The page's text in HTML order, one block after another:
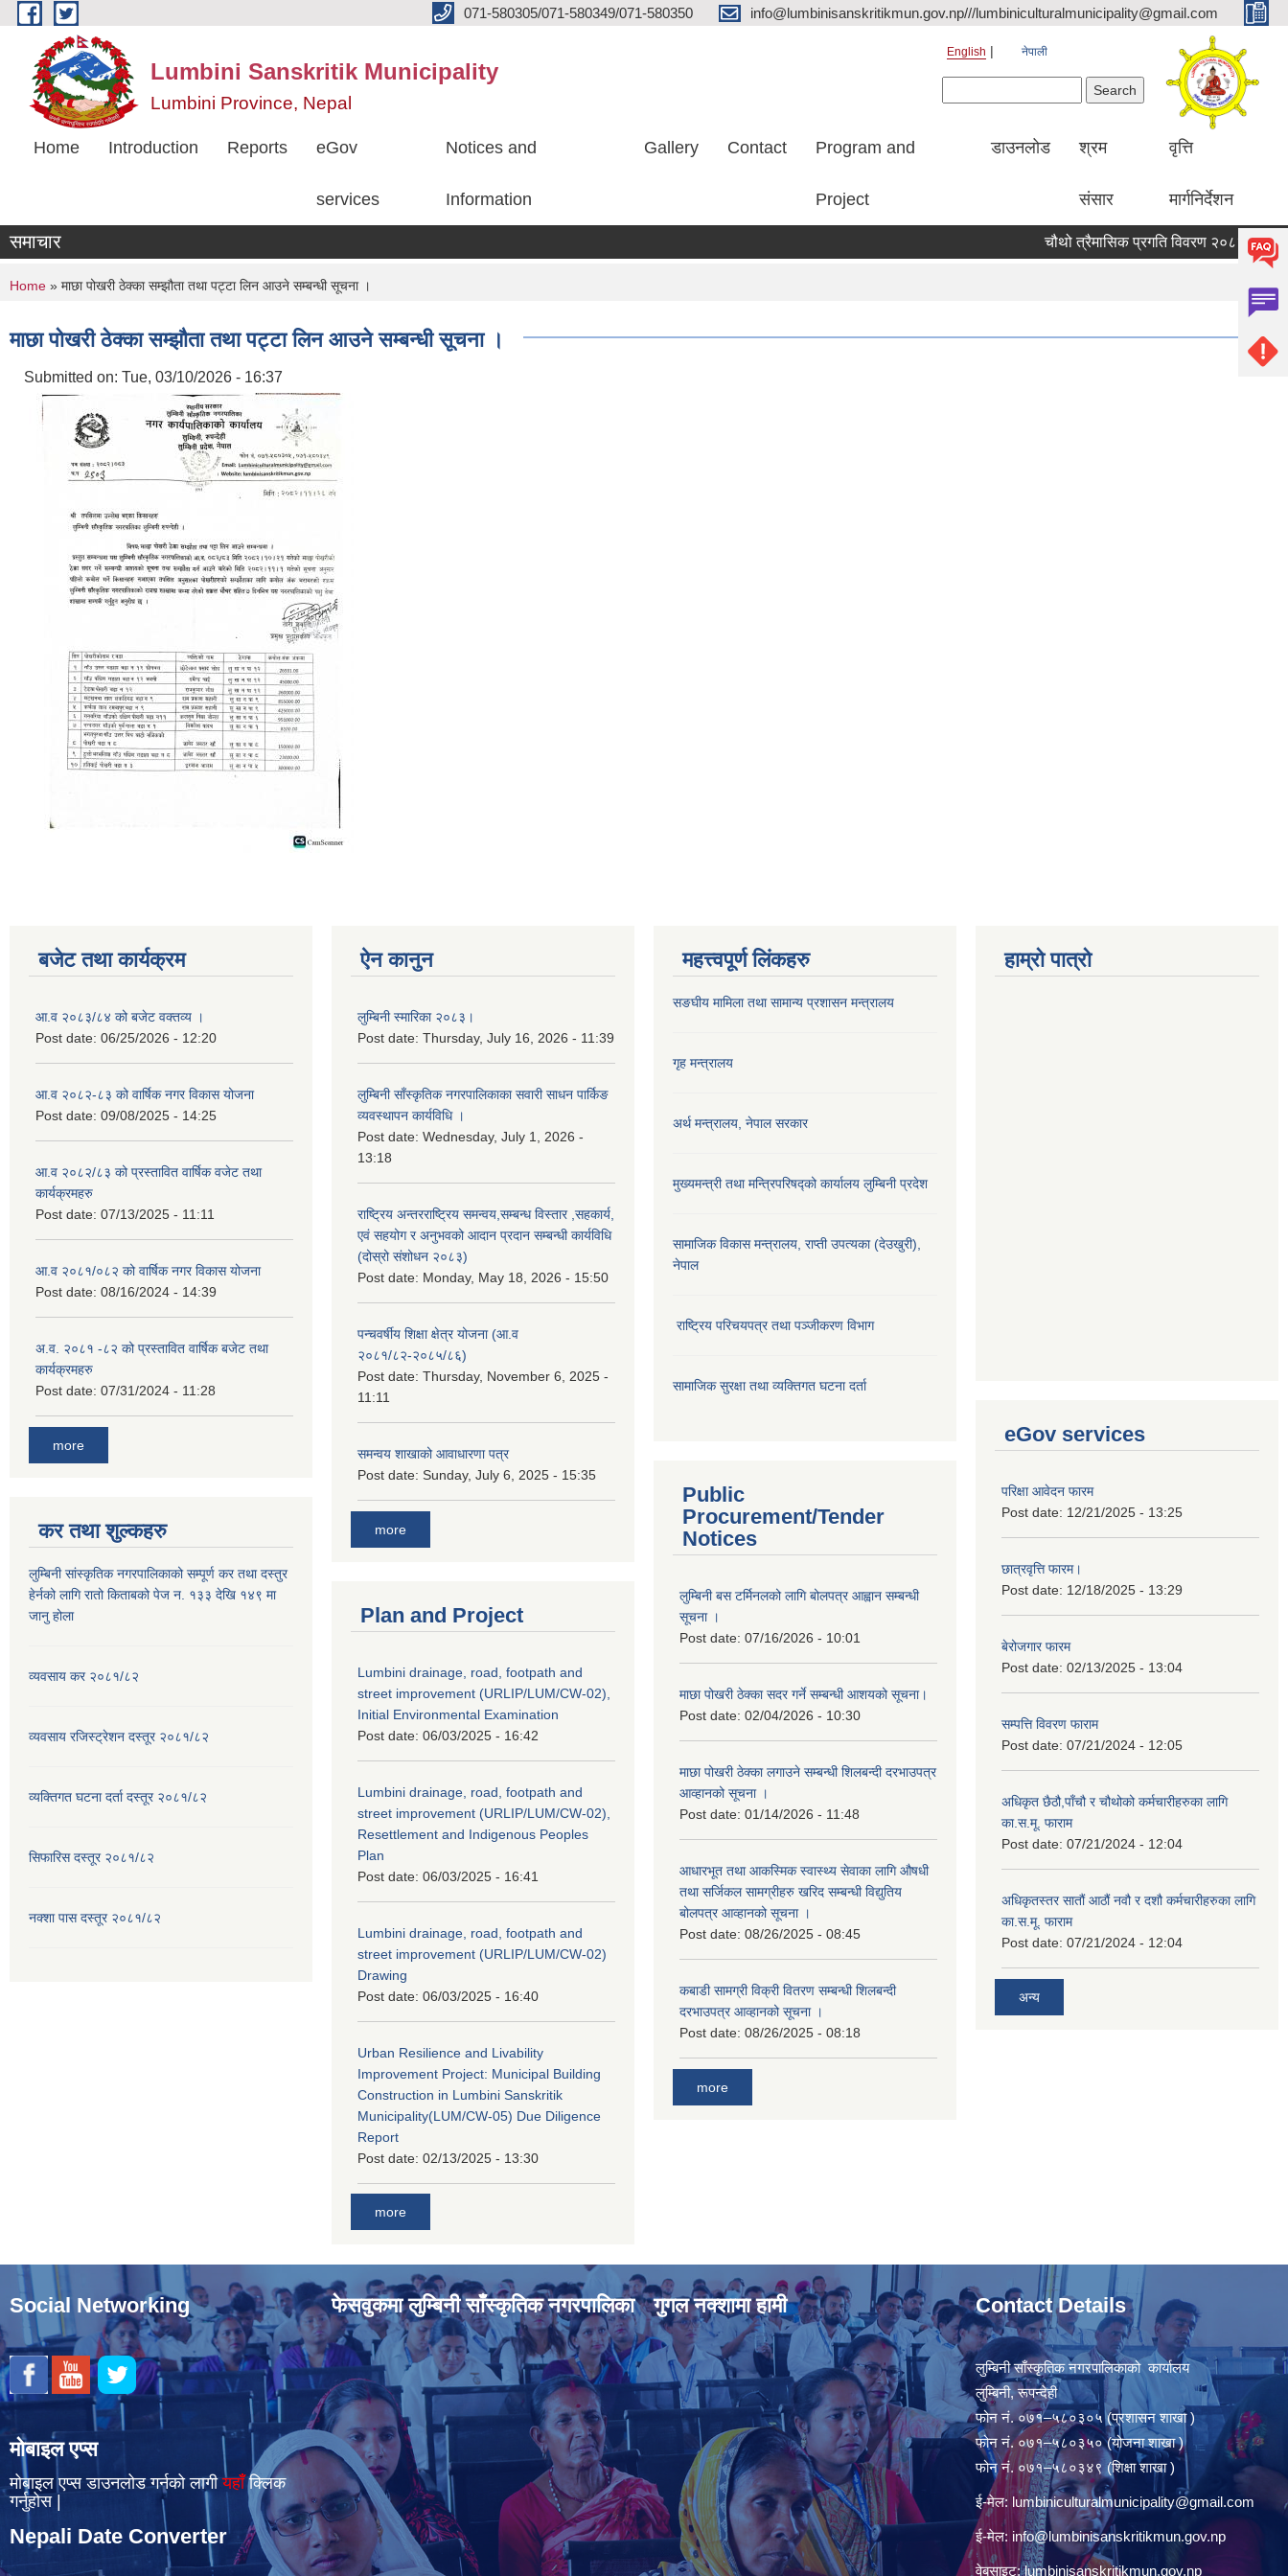
Skip to main content 071-580305/071-580349/071-580350 info@lumbinisanskritikmun.gov.np///lumbiniculturalmunicipality@gmail.com
Lumbini Sanskritik Municipality
Lumbini Province, Nepal
English नेपाली
Home Introduction Reports eGov
services
Notices and
Information
Gallery Contact Program and
Project
डाउनलोड श्रम
संसार
वृत्ति
मार्गनिर्देशन
समाचार चौथो त्रैमासिक प्रगति विवरण २०८३ ।
You are here
Home » माछा पोखरी ठेक्का सम्झौता तथा पट्टा लिन आउने सम्बन्धी सूचना ।
माछा पोखरी ठेक्का सम्झौता तथा पट्टा लिन आउने सम्बन्धी सूचना ।
Submitted on: Tue, 03/10/2026 - 16:37
बजेट तथा कार्यक्रम
आ.व २०८३/८४ को बजेट वक्तव्य ।
Post date: 06/25/2026 - 12:20
आ.व २०८२-८३ को वार्षिक नगर विकास योजना
Post date: 09/08/2025 - 14:25
आ.व २०८२/८३ को प्रस्तावित वार्षिक वजेट तथा
कार्यक्रमहरु
Post date: 07/13/2025 - 11:11
आ.व २०८१/०८२ को वार्षिक नगर विकास योजना
Post date: 08/16/2024 - 14:39
अ.व. २०८१ -८२ को प्रस्तावित वार्षिक बजेट तथा
कार्यक्रमहरु
Post date: 07/31/2024 - 11:28
more
कर तथा शुल्कहरु
लुम्बिनी सांस्कृतिक नगरपालिकाको सम्पूर्ण कर तथा दस्तुर
हेर्नको लागि रातो किताबको पेज न. १३३ देखि १४९ मा
जानु होला
व्यवसाय कर २०८१/८२
व्यवसाय रजिस्ट्रेशन दस्तूर २०८१/८२
व्यक्तिगत घटना दर्ता दस्तूर २०८१/८२
सिफारिस दस्तूर २०८१/८२
नक्शा पास दस्तूर २०८१/८२
ऐन कानुन
लुम्बिनी स्मारिका २०८३।
Post date: Thursday, July 16, 2026 - 11:39
लुम्बिनी साँस्कृतिक नगरपालिकाका सवारी साधन पार्किङ
व्यवस्थापन कार्यविधि ।
Post date: Wednesday, July 1, 2026 -
13:18
राष्ट्रिय अन्तरराष्ट्रिय समन्वय,सम्बन्ध विस्तार ,सहकार्य,
एवं सहयोग र अनुभवको आदान प्रदान सम्बन्धी कार्यविधि
(दोस्रो संशोधन २०८३)
Post date: Monday, May 18, 2026 - 15:50
पन्चवर्षीय शिक्षा क्षेत्र योजना (आ.व
२०८१/८२-२०८५/८६)
Post date: Thursday, November 6, 2025 -
11:11
समन्वय शाखाको आवाधारणा पत्र
Post date: Sunday, July 6, 2025 - 15:35
more
Plan and Project
Lumbini drainage, road, footpath and
street improvement (URLIP/LUM/CW-02),
Initial Environmental Examination
Post date: 06/03/2025 - 16:42
Lumbini drainage, road, footpath and
street improvement (URLIP/LUM/CW-02),
Resettlement and Indigenous Peoples
Plan
Post date: 06/03/2025 - 16:41
Lumbini drainage, road, footpath and
street improvement (URLIP/LUM/CW-02)
Drawing
Post date: 06/03/2025 - 16:40
Urban Resilience and Livability
Improvement Project: Municipal Building
Construction in Lumbini Sanskritik
Municipality(LUM/CW-05) Due Diligence
Report
Post date: 02/13/2025 - 13:30
more
महत्त्वपूर्ण लिंकहरु
सङघीय मामिला तथा सामान्य प्रशासन मन्‍त्रालय
गृह मन्त्रालय
अर्थ मन्त्रालय, नेपाल सरकार
मुख्यमन्त्री तथा मन्त्रिपरिषद्को कार्यालय लुम्बिनी प्रदेश
सामाजिक विकास मन्‍‍त्रालय, राप्ती उपत्यका (देउखुरी),
नेपाल
राष्ट्रिय परिचयपत्र तथा पञ्जीकरण विभाग
सामाजिक सुरक्षा तथा व्यक्तिगत घटना दर्ता
Public
Procurement/Tender
Notices
लुम्बिनी बस टर्मिनलको लागि बोलपत्र आह्वान सम्बन्धी
सूचना ।
Post date: 07/16/2026 - 10:01
माछा पोखरी ठेक्का सदर गर्ने सम्बन्धी आशयको सूचना।
Post date: 02/04/2026 - 10:30
माछा पोखरी ठेक्का लगाउने सम्बन्धी शिलबन्दी दरभाउपत्र
आव्हानको सूचना ।
Post date: 01/14/2026 - 11:48
आधारभूत तथा आकस्मिक स्वास्थ्य सेवाका लागि औषधी
तथा सर्जिकल सामग्रीहरु खरिद सम्बन्धी विद्युतिय
बोलपत्र आव्हानको सूचना ।
Post date: 08/26/2025 - 08:45
कबाडी सामग्री विक्री वितरण सम्बन्धी शिलबन्दी
दरभाउपत्र आव्हानको सूचना ।
Post date: 08/26/2025 - 08:18
more
हाम्रो पात्रो
eGov services
परिक्षा आवेदन फारम
Post date: 12/21/2025 - 13:25
छात्रवृत्ति फारम।
Post date: 12/18/2025 - 13:29
बेरोजगार फारम
Post date: 02/13/2025 - 13:04
सम्पत्ति विवरण फाराम
Post date: 07/21/2024 - 12:05
अधिकृत छैठौ,पाँचौ र चौथोको कर्मचारीहरुका लागि
का.स.मू. फाराम
Post date: 07/21/2024 - 12:04
अधिकृतस्तर सातौं आठौं नवौ र दशौ कर्मचारीहरुका लागि
का.स.मू. फाराम
Post date: 07/21/2024 - 12:04
अन्य
Social Networking
मोबाइल एप्स
मोबाइल एप्स डाउनलोड गर्नको लागीयहाँँक्लिक
गर्नुहोस |
Nepali Date Converter
फेसवुकमा लुम्बिनी साँस्कृतिक नगरपालिका गुगल नक्शामा हामी Contact Details
लुम्बिनी साँस्कृतिक नगरपालिकाको कार्यालय
लुम्बिनी, रूपन्देही
फोन नं. ०७१–५८०३०५ (प्रशासन शाखा )
फोन नं. ०७१–५८०३५० (योजना शाखा )
फोन नं. ०७१–५८०३४९ (शिक्षा शाखा )
ई-मेल: lumbiniculturalmunicipality@gmail.com
ई-मेल: info@lumbinisanskritikmun.gov.np
वेबसाइट: lumbinisanskritikmun.gov.np